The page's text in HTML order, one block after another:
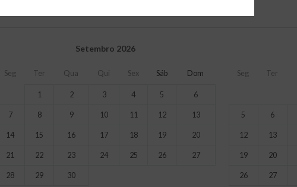
Setembro 2026
Seg Ter Qua Qui Sex Sáb Dom
1 2 3 4 5 6
7 8 9 10 11 12 13
14 15 16 17 18 19 20
21 22 23 24 25 26 27
28 29 30
Seg Ter
5 6
12 13
19 20
26 27